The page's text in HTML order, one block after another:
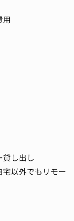
用
貸し出し
宅以外でもリモー